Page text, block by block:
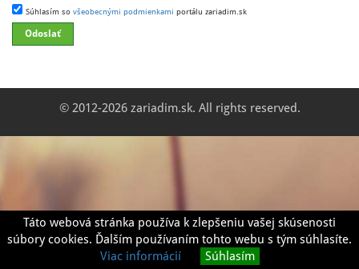
Súhlasím so všeobecnými podmienkami portálu zariadim.sk
© 2012-2026 zariadim.sk. All rights reserved.
Táto webová stránka používa k zlepšeniu vašej skúsenosti
súbory cookies. Ďalším používaním tohto webu s tým súhlasíte.
Viac informácií
Súhlasím